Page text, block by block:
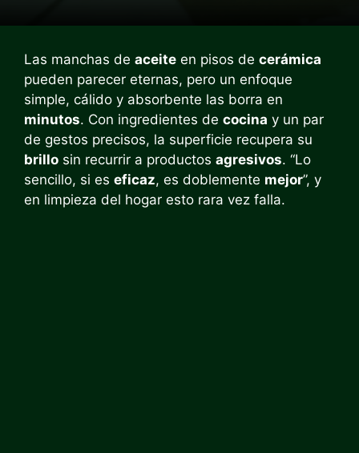
Las manchas de aceite en pisos de cerámica
pueden parecer eternas, pero un enfoque
simple, cálido y absorbente las borra en
minutos. Con ingredientes de cocina y un par
de gestos precisos, la superficie recupera su
brillo sin recurrir a productos agresivos. “Lo
sencillo, si es eficaz, es doblemente mejor”, y
en limpieza del hogar esto rara vez falla.